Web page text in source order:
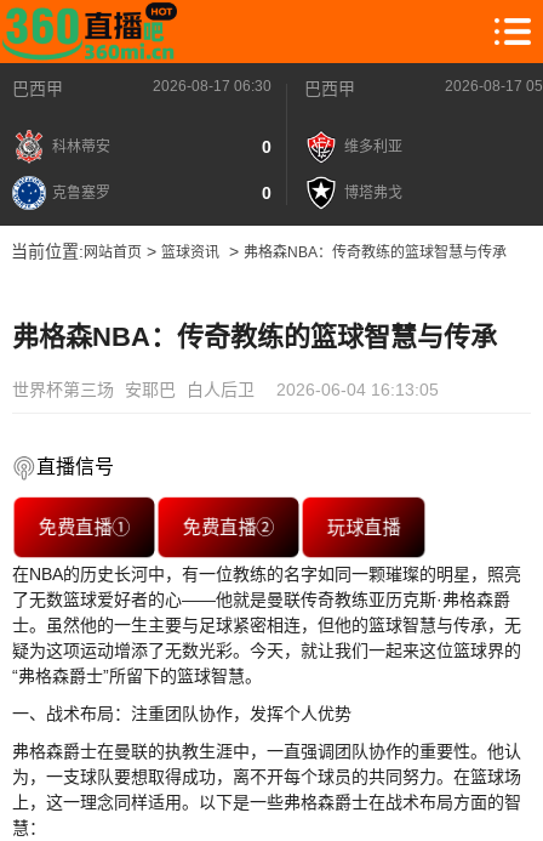
巴西甲 2026-08-17 06:30
科林蒂安 0
克鲁塞罗 0
巴西甲 2026-08-17
维多利亚
博塔弗戈
当前位置: 网站首页> 篮球资讯> 弗格森NBA：传奇教练的篮球智慧与传承
弗格森NBA：传奇教练的篮球智慧与传承
世界杯第三场 安耶巴 白人后卫 2026-06-04 16:13:05
直播信号
免费直播① 免费直播② 玩球直播
在NBA的历史长河中，有一位教练的名字如同一颗璀璨的明星，照亮
了无数篮球爱好者的心——他就是曼联传奇教练亚历克斯·弗格森爵
士。虽然他的一生主要与足球紧密相连，但他的篮球智慧与传承，无
疑为这项运动增添了无数光彩。今天，就让我们一起来这位篮球界的
“弗格森爵士”所留下的篮球智慧。
一、战术布局：注重团队协作，发挥个人优势
弗格森爵士在曼联的执教生涯中，一直强调团队协作的重要性。他认
为，一支球队要想取得成功，离不开每个球员的共同努力。在篮球场
上，这一理念同样适用。以下是一些弗格森爵士在战术布局方面的智
慧：